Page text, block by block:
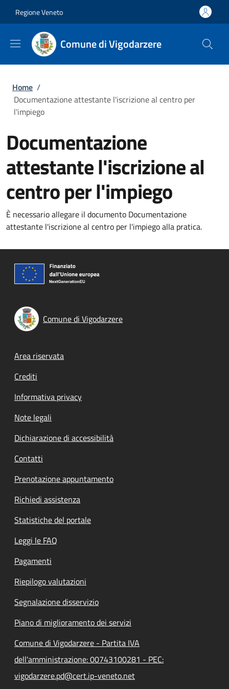
Regione Veneto
Comune di Vigodarzere
Briciole di pane
Home /
Documentazione attestante l'iscrizione al centro per
l'impiego
Documentazione
attestante l'iscrizione al
centro per l'impiego
È necessario allegare il documento Documentazione
attestante l'iscrizione al centro per l'impiego alla pratica.
Comune di Vigodarzere
Footer menu
Area riservata
Crediti
Informativa privacy
Note legali
Dichiarazione di accessibilità
Contatti
Prenotazione appuntamento
Richiedi assistenza
Statistiche del portale
Leggi le FAQ
Pagamenti
Riepilogo valutazioni
Segnalazione disservizio
Piano di miglioramento dei servizi
Comune di Vigodarzere - Partita IVA
dell'amministrazione: 00743100281 - PEC:
vigodarzere.pd@cert.ip-veneto.net